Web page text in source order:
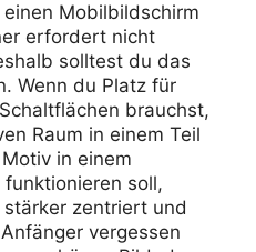
Mobilbildschirm
erfordert nicht
solltest du das
Wenn du Platz für
brauchst,
Raum in einem Teil
in einem
soll,
zentriert und
vergessen